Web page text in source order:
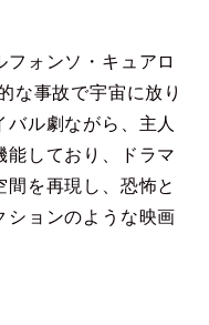
フォンソ・キュアロ
な事故で宇宙に放り
ル劇ながら、主人
能しており、ドラマ
を再現し、恐怖と
ションのような映画